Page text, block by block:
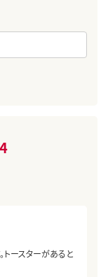
4
ースターがあると